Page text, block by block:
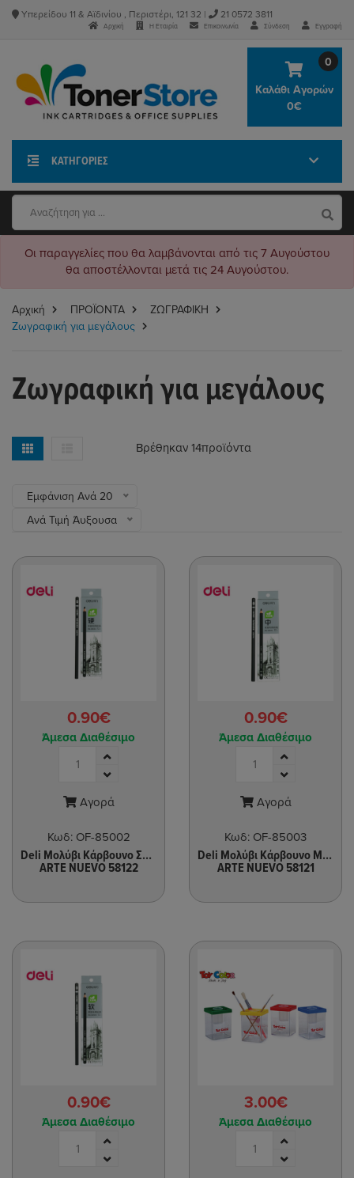
Υπερείδου 11 & Αϊδινίου , Περιστέρι, 121 32 | 21 0572 3811
Αρχική Η Εταιρία Επικοινωνία Σύνδεση Εγγραφή
ΚΑΤΗΓΟΡΊΕΣ
0
Καλάθι Αγορών
0€
Οι παραγγελίες που θα λαμβάνονται από τις 7 Αυγούστου
θα αποστέλλονται μετά τις 24 Αυγούστου.
Αρχική ΠΡΟΪΟΝΤΑ
ΖΩΓΡΑΦΙΚΗ
Ζωγραφική για μεγάλους
Ζωγραφική για μεγάλους
Βρέθηκαν 14προϊόντα
Εμφάνιση Ανά 20
Ανά Τιμή Άυξουσα
0.90€
Άμεσα Διαθέσιμο
Αγορά
Κωδ: OF-85002
Deli Μολύβι Κάρβουνο Σκληρό
ARTE NUEVO 58122
0.90€
Άμεσα Διαθέσιμο
Αγορά
Κωδ: OF-85003
Deli Μολύβι Κάρβουνο Μεσαίο
ARTE NUEVO 58121
0.90€
Άμεσα Διαθέσιμο
3.00€
Άμεσα Διαθέσιμο